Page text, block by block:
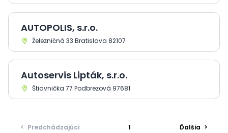
AUTOPOLIS, s.r.o.
Železničná 33 Bratislava 82107
Autoservis Lipták, s.r.o.
Štiavnička 77 Podbrezová 97681
< Predchádzajúci 1 Ďalšia >